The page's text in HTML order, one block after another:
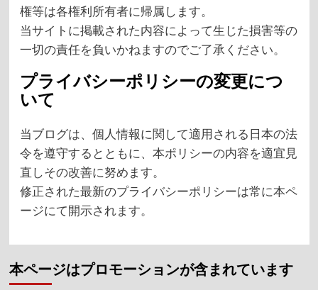
権等は各権利所有者に帰属します。
当サイトに掲載された内容によって生じた損害等の
一切の責任を負いかねますのでご了承ください。
プライバシーポリシーの変更につ
いて
当ブログは、個人情報に関して適用される日本の法
令を遵守するとともに、本ポリシーの内容を適宜見
直しその改善に努めます。
修正された最新のプライバシーポリシーは常に本ペ
ージにて開示されます。
本ページはプロモーションが含まれています